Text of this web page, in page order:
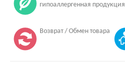
гипоаллергенная продукция
Возврат / Обмен товара